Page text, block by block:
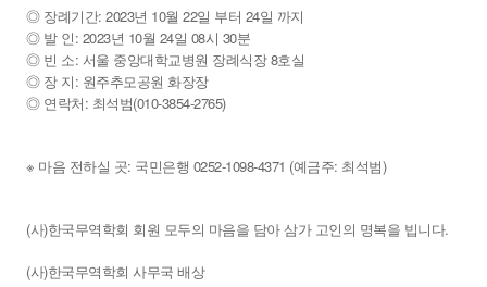
◎ 장례기간: 2023년 10월 22일 부터 24일 까지
◎ 발 인: 2023년 10월 24일 08시 30분
◎ 빈 소: 서울 중앙대학교병원 장례식장 8호실
◎ 장 지: 원주추모공원 화장장
◎ 연락처: 최석범(010-3854-2765)
※ 마음 전하실 곳: 국민은행 0252-1098-4371 (예금주: 최석범)
(사)한국무역학회 회원 모두의 마음을 담아 삼가 고인의 명복을 빕니다.
(사)한국무역학회 사무국 배상